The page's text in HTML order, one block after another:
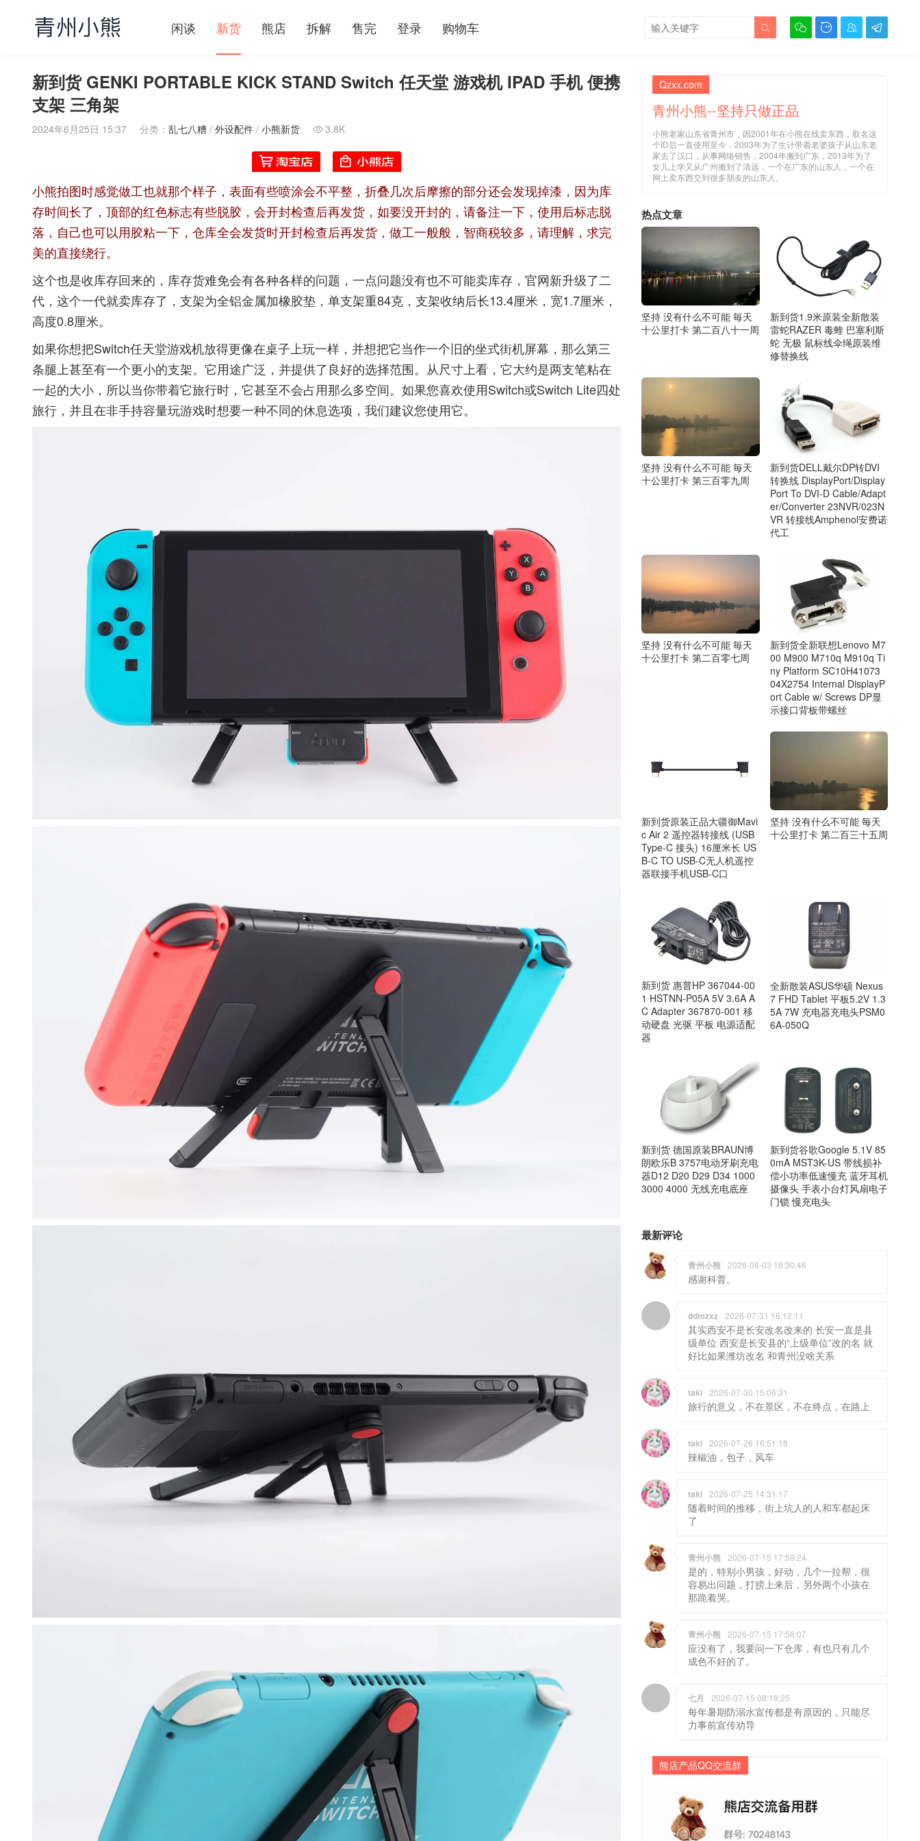
闲谈 新货 熊店 拆解 售完 登录 购物车    

新到货 GENKI PORTABLE KICK STAND Switch 任天堂 游戏机 IPAD 手机 便携
支架 三角架
2024年6月25日 15:37 分类： 乱七八糟 / 外设配件 / 小熊新货  3.8K
小熊拍图时感觉做工也就那个样子，表面有些喷涂会不平整，折叠几次后摩擦的部分还会发现掉漆，因为库
存时间长了，顶部的红色标志有些脱胶，会开封检查后再发货，如要没开封的，请备注一下，使用后标志脱
落，自己也可以用胶粘一下，仓库全会发货时开封检查后再发货，做工一般般，智商税较多，请理解，求完
美的直接绕行。
这个也是收库存回来的，库存货难免会有各种各样的问题，一点问题没有也不可能卖库存，官网新升级了二
代，这个一代就卖库存了，支架为全铝金属加橡胶垫，单支架重84克，支架收纳后长13.4厘米，宽1.7厘米，
高度0.8厘米。
如果你想把Switch任天堂游戏机放得更像在桌子上玩一样，并想把它当作一个旧的坐式街机屏幕，那么第三
条腿上甚至有一个更小的支架。它用途广泛，并提供了良好的选择范围。从尺寸上看，它大约是两支笔粘在
一起的大小，所以当你带着它旅行时，它甚至不会占用那么多空间。如果您喜欢使用Switch或Switch Lite四处
旅行，并且在非手持容量玩游戏时想要一种不同的休息选项，我们建议您使用它。
Qzxx.com
青州小熊--坚持只做正品
小熊老家山东省青州市，因2001年在小熊在线卖东西，取名这
个ID后一直使用至今，2003年为了生计带着老婆孩子从山东老
家去了汉口，从事网络销售，2004年搬到广东，2013年为了
女儿上学又从广州搬到了清远，一个在广东的山东人，一个在
网上卖东西交到很多朋友的山东人。
热点文章
坚持 没有什么不可能 毎天
十公里打卡 第二百八十一周
新到货1.9米原装全新散装
雷蛇RAZER 毒蝰 巴塞利斯
蛇 无极 鼠标线伞绳原装维
修替换线
坚持 没有什么不可能 毎天
十公里打卡 第三百零九周
新到货DELL戴尔DP转DVI
转换线 DisplayPort/Display
Port To DVI-D Cable/Adapt
er/Converter 23NVR/023N
VR 转接线Amphenol安费诺
代工
坚持 没有什么不可能 毎天
十公里打卡 第二百零七周
新到货全新联想Lenovo M7
00 M900 M710q M910q Ti
ny Platform SC10H41073
04X2754 Internal DisplayP
ort Cable w/ Screws DP显
示接口背板带螺丝
新到货原装正品大疆御Mavi
c Air 2 遥控器转接线 (USB
Type-C 接头) 16厘米长 US
B-C TO USB-C无人机遥控
器联接手机USB-C口
坚持 没有什么不可能 毎天
十公里打卡 第二百三十五周
新到货 惠普HP 367044-00
1 HSTNN-P05A 5V 3.6A A
C Adapter 367870-001 移
动硬盘 光驱 平板 电源适配
器
全新散装ASUS华硕 Nexus
7 FHD Tablet 平板5.2V 1.3
5A 7W 充电器充电头PSM0
6A-050Q
新到货 德国原装BRAUN博
朗欧乐B 3757电动牙刷充电
器D12 D20 D29 D34 1000
3000 4000 无线充电底座
新到货谷歌Google 5.1V 85
0mA MST3K-US 带线损补
偿小功率低速慢充 蓝牙耳机
摄像头 手表小台灯风扇电子
门锁 慢充电头
最新评论
青州小熊 2026-08-03 18:30:46
感谢科普。
ddmzxz 2026-07-31 16:12:11
其实西安不是长安改名改来的 长安一直是县
级单位 西安是长安县的“上级单位”改的名 就
好比如果潍坊改名 和青州没啥关系
taki 2026-07-30 15:06:31
旅行的意义，不在景区，不在终点，在路上
taki 2026-07-26 16:51:18
辣椒油，包子，风车
taki 2026-07-25 14:31:17
随着时间的推移，街上坑人的人和车都起床
了
青州小熊 2026-07-15 17:59:24
是的，特别小男孩，好动，几个一拉帮，很
容易出问题，打捞上来后，另外两个小孩在
那跪着哭。
青州小熊 2026-07-15 17:58:07
应没有了，我要问一下仓库，有也只有几个
成色不好的了。
七月 2026-07-15 08:18:25
每年暑期防溺水宣传都是有原因的，只能尽
力事前宣传劝导
熊店产品QQ交流群